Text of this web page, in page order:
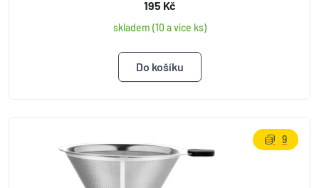
195 Kč
skladem (10 a více ks)
9